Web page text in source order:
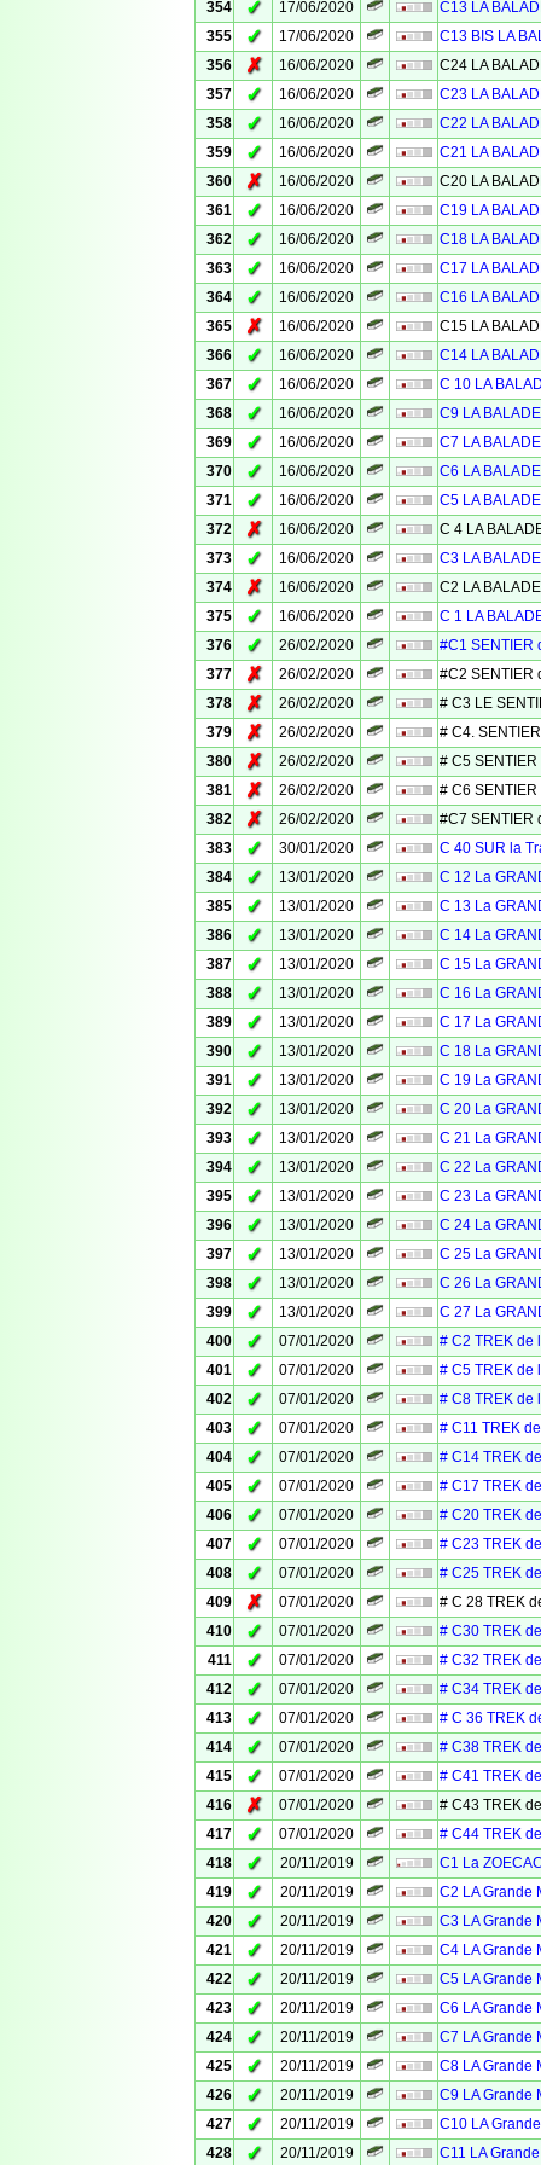
354
✓ 17/06/2020
C13 LA
355
✓ 17/06/2020
C13 BIS LA
356
✗ 16/06/2020
C24 LA
357
✓ 16/06/2020
C23 LA
358
✓ 16/06/2020
C22 LA
359
✓ 16/06/2020
C21 LA
360
✗ 16/06/2020
C20 LA
361
✓ 16/06/2020
C19 LA
362
✓ 16/06/2020
C18 LA
363
✓ 16/06/2020
C17 LA
364
✓ 16/06/2020
C16 LA
365
✗ 16/06/2020
C15 LA
366
✓ 16/06/2020
C14 LA
367
✓ 16/06/2020
C 10 LA
368
✓ 16/06/2020
C9 LA
369
✓ 16/06/2020
C7 LA
370
✓ 16/06/2020
C6 LA
371
✓ 16/06/2020
C5 LA
372
✗ 16/06/2020
C 4 LA
373
✓ 16/06/2020
C3 LA
374
✗ 16/06/2020
C2 LA
375
✓ 16/06/2020
C 1 LA
376
✓ 26/02/2020
#C1 SENTIER
377
✗ 26/02/2020
#C2 SENTIER
378
✗ 26/02/2020
# C3 LE
379
✗ 26/02/2020
# C4.
380
✗ 26/02/2020
# C5
381
✗ 26/02/2020
# C6 SENTIER
382
✗ 26/02/2020
#C7 SENTIER
383
✓ 30/01/2020
C 40 SUR la
384
✓ 13/01/2020
C 12 La
385
✓ 13/01/2020
C 13 La
386
✓ 13/01/2020
C 14 La
387
✓ 13/01/2020
C 15 La
388
✓ 13/01/2020
C 16 La
389
✓ 13/01/2020
C 17 La
390
✓ 13/01/2020
C 18 La
391
✓ 13/01/2020
C 19 La
392
✓ 13/01/2020
C 20 La
393
✓ 13/01/2020
C 21 La
394
✓ 13/01/2020
C 22 La
395
✓ 13/01/2020
C 23 La
396
✓ 13/01/2020
C 24 La
397
✓ 13/01/2020
C 25 La
398
✓ 13/01/2020
C 26 La
399
✓ 13/01/2020
C 27 La
400
✓ 07/01/2020
# C2 TREK de
401
✓ 07/01/2020
# C5 TREK de
402
✓ 07/01/2020
# C8 TREK de
403
✓ 07/01/2020
# C11 TREK
404
✓ 07/01/2020
# C14 TREK
405
✓ 07/01/2020
# C17 TREK
406
✓ 07/01/2020
# C20 TREK
407
✓ 07/01/2020
# C23 TREK
408
✓ 07/01/2020
# C25 TREK
409
✗ 07/01/2020
# C 28 TREK
410
✓ 07/01/2020
# C30 TREK
411
✓ 07/01/2020
# C32 TREK
412
✓ 07/01/2020
# C34 TREK
413
✓ 07/01/2020
# C 36 TREK
414
✓ 07/01/2020
# C38 TREK
415
✓ 07/01/2020
# C41 TREK
416
✗ 07/01/2020
# C43 TREK
417
✓ 07/01/2020
# C44 TREK
418
✓ 20/11/2019
C1 La
419
✓ 20/11/2019
C2 LA Grande
420
✓ 20/11/2019
C3 LA Grande
421
✓ 20/11/2019
C4 LA Grande
422
✓ 20/11/2019
C5 LA Grande
423
✓ 20/11/2019
C6 LA Grande
424
✓ 20/11/2019
C7 LA Grande
425
✓ 20/11/2019
C8 LA Grande
426
✓ 20/11/2019
C9 LA Grande
427
✓ 20/11/2019
C10 LA
428
✓ 20/11/2019 C11 LA